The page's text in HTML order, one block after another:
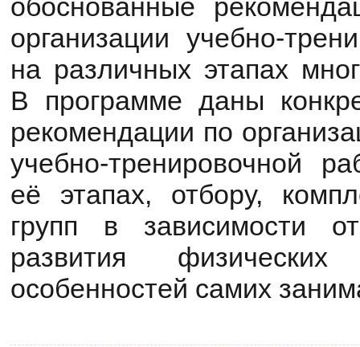
обоснованные
организации учебно-
на различных этапах
В программе даны
рекомендации по
учебно-тренировочной
её этапах, отбору,
групп в зависимости
развития
особенностей самих